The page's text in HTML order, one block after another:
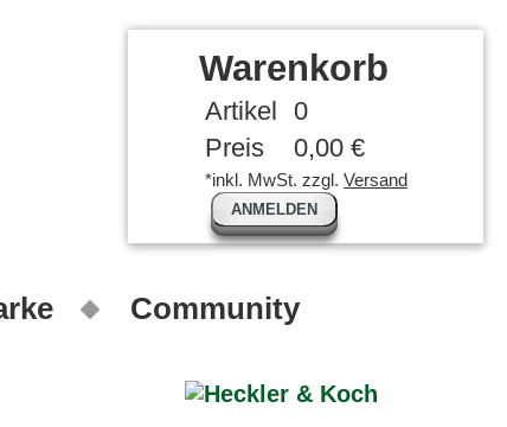
Warenkorb
Artikel 0
Preis
0,00 €
*inkl. MwSt. zzgl. Versand
ANMELDEN
Community